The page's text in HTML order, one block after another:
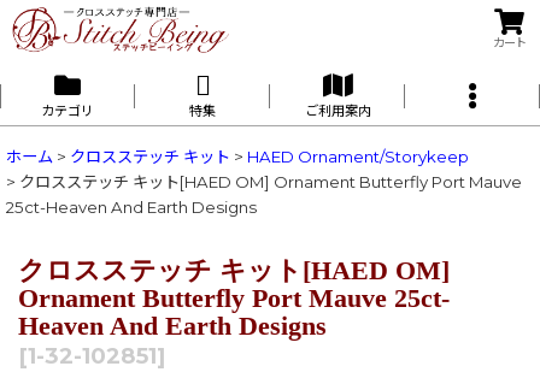
カート
カテゴリ 特集 ご利用案内
ホーム > クロスステッチ キット > HAED Ornament/Storykeep
> クロスステッチ キット[HAED OM] Ornament Butterfly Port Mauve
25ct-Heaven And Earth Designs
クロスステッチ キット[HAED OM]
Ornament Butterfly Port Mauve 25ct-
Heaven And Earth Designs
[1-32-102851]